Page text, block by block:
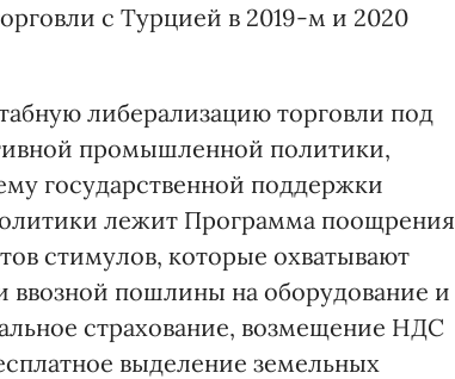
с Турцией в 2019-м и 2020
либерализацию торговли под
промышленной политики,
государственной поддержки
лежит Программа поощрения
стимулов, которые охватывают
пошлины на оборудование и
страхование, возмещение НДС
выделение земельных